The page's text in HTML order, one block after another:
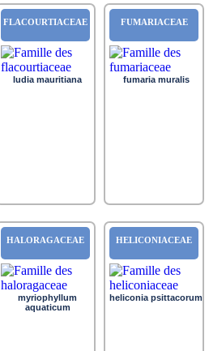
FLACOURTIACEAE
ludia mauritiana
FUMARIACEAE
fumaria muralis
HALORAGACEAE
myriophyllum
aquaticum
HELICONIACEAE
heliconia psittacorum